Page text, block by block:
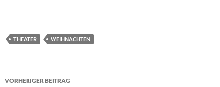
THEATER WEIHNACHTEN
Beitragsnavigation
VORHERIGER BEITRAG